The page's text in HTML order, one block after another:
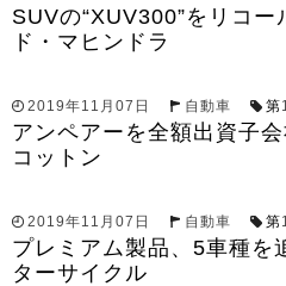
SUVの“XUV300”をリコ
ド・マヒンドラ
2019年11月07日 自動車 第
アンペアーを全額出資子
コットン
2019年11月07日 自動車 第
プレミアム製品、5車種を
ターサイクル